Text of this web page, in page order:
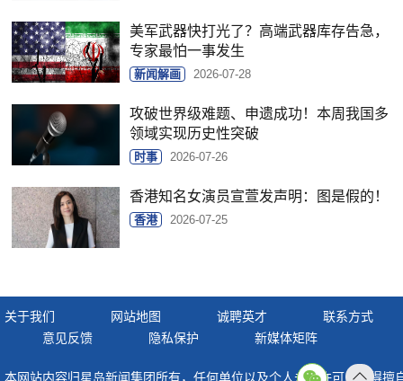
美军武器快打光了？高端武器库存告急，
专家最怕一事发生
新闻解画 2026-07-28
攻破世界级难题、申遗成功！本周我国多
领域实现历史性突破
时事 2026-07-26
香港知名女演员宣萱发声明：图是假的！
香港 2026-07-25
关于我们 网站地图 诚聘英才
联系方式
意见反馈
隐私保护 新媒体矩阵
本网站内容归星岛新闻集团所有，任何单位以及个人未经许可，不得擅